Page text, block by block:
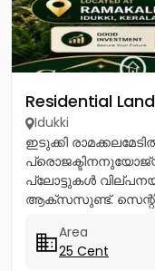
Residential
Idukki
ഇടുക്കി
പ്ലോട്ടുകൾ
ആക്സസുണ്ട്.
വിളിക്കൂ. CONTACT :...
Area
25 Cent